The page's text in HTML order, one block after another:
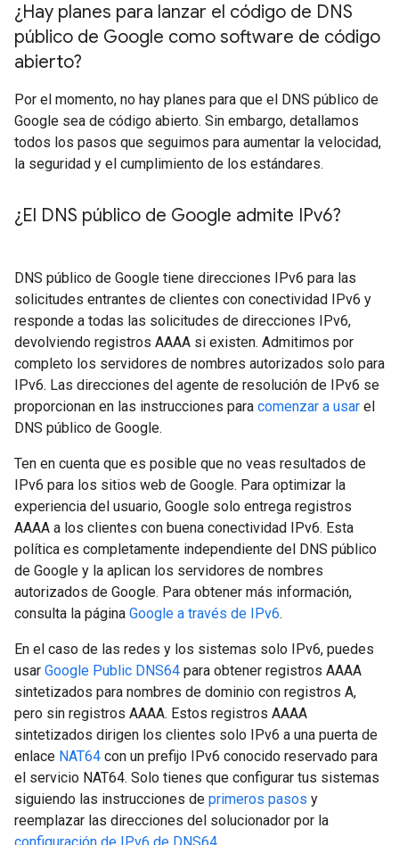
¿Hay planes para lanzar el código de DNS
público de Google como software de código
abierto?
Por el momento, no hay planes para que el DNS público de
Google sea de código abierto. Sin embargo, detallamos
todos los pasos que seguimos para aumentar la velocidad,
la seguridad y el cumplimiento de los estándares.
¿El DNS público de Google admite IPv6?
DNS público de Google tiene direcciones IPv6 para las
solicitudes entrantes de clientes con conectividad IPv6 y
responde a todas las solicitudes de direcciones IPv6,
devolviendo registros AAAA si existen. Admitimos por
completo los servidores de nombres autorizados solo para
IPv6. Las direcciones del agente de resolución de IPv6 se
proporcionan en las instrucciones para comenzar a usar el
DNS público de Google.
Ten en cuenta que es posible que no veas resultados de
IPv6 para los sitios web de Google. Para optimizar la
experiencia del usuario, Google solo entrega registros
AAAA a los clientes con buena conectividad IPv6. Esta
política es completamente independiente del DNS público
de Google y la aplican los servidores de nombres
autorizados de Google. Para obtener más información,
consulta la página Google a través de IPv6.
En el caso de las redes y los sistemas solo IPv6, puedes
usar Google Public DNS64 para obtener registros AAAA
sintetizados para nombres de dominio con registros A,
pero sin registros AAAA. Estos registros AAAA
sintetizados dirigen los clientes solo IPv6 a una puerta de
enlace NAT64 con un prefijo IPv6 conocido reservado para
el servicio NAT64. Solo tienes que configurar tus sistemas
siguiendo las instrucciones de primeros pasos y
reemplazar las direcciones del solucionador por la